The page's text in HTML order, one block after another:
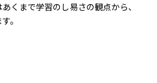
くまで学習のし易さの観点から、
。